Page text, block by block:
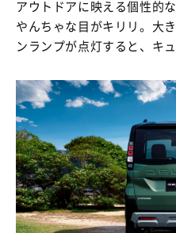
アウトドアに映える個性的
やんちゃな目がキリリ。大
ンランプが点灯すると、キ